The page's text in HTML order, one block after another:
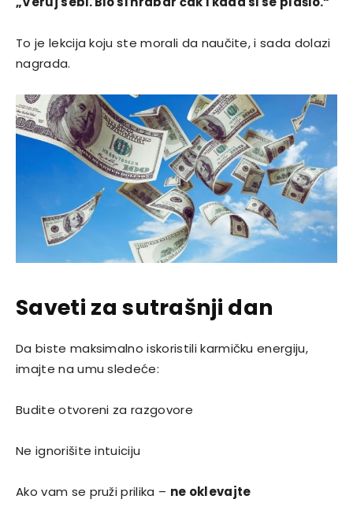
To je lekcija koju ste morali da naučite, i sada dolazi
nagrada.
Saveti za sutrašnji dan
Da biste maksimalno iskoristili karmičku energiju,
imajte na umu sledeće:
Budite otvoreni za razgovore
Ne ignorišite intuiciju
Ako vam se pruži prilika – ne oklevajte